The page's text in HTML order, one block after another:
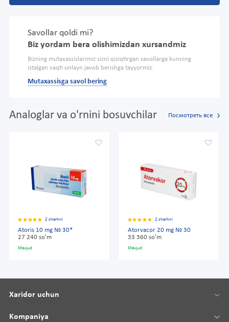
Savollar qoldi mi?
Biz yordam bera olishimizdan xursandmiz
Bizning mutaxassislarimiz sizni qiziqtirgan savollarga kunning
istalgan vaqti onlayn javob berishga tayyormiz.
Mutaxassisga savol bering
Analoglar va o'rnini bosuvchilar Посмотреть все
2 sharhni
Atoris 10 mg № 30*
27 240 so'm
Mavjud
2 sharhni
Atorvacor 20 mg № 30
33 360 so'm
Mavjud
Xaridor uchun
Kompaniya